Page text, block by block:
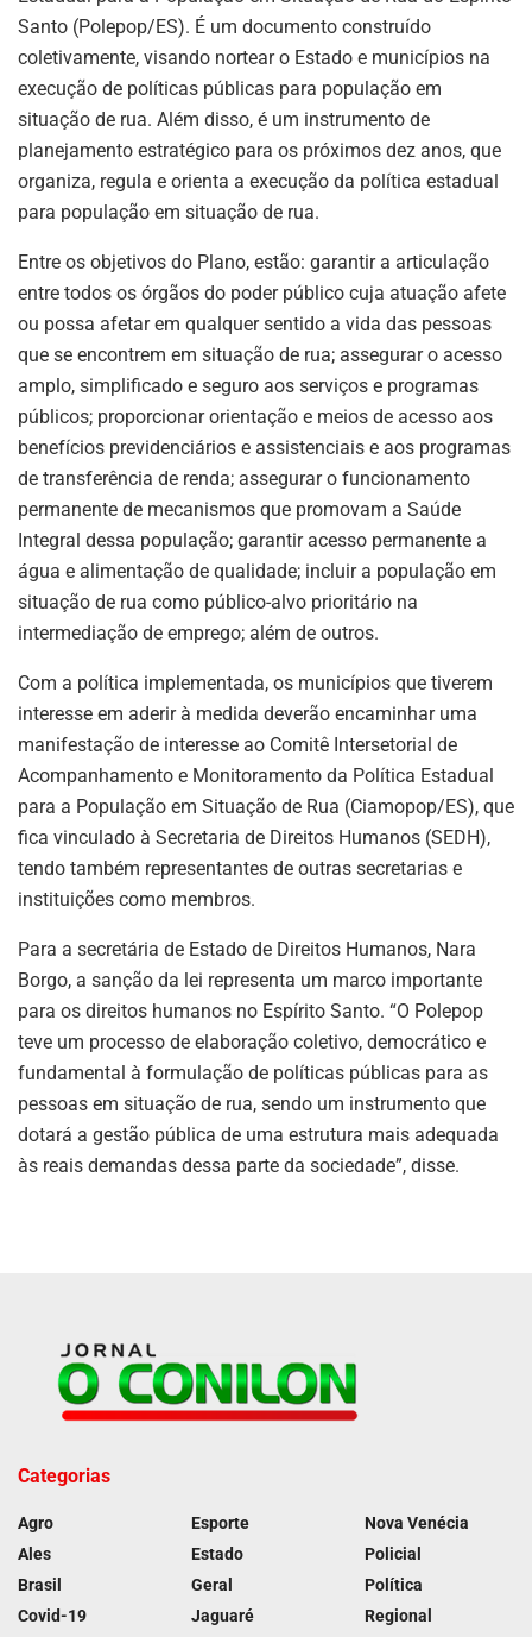
Santo (Polepop/ES). É um documento construído
coletivamente, visando nortear o Estado e municípios na
execução de políticas públicas para população em
situação de rua. Além disso, é um instrumento de
planejamento estratégico para os próximos dez anos, que
organiza, regula e orienta a execução da política estadual
para população em situação de rua.
Entre os objetivos do Plano, estão: garantir a articulação
entre todos os órgãos do poder público cuja atuação afete
ou possa afetar em qualquer sentido a vida das pessoas
que se encontrem em situação de rua; assegurar o acesso
amplo, simplificado e seguro aos serviços e programas
públicos; proporcionar orientação e meios de acesso aos
benefícios previdenciários e assistenciais e aos programas
de transferência de renda; assegurar o funcionamento
permanente de mecanismos que promovam a Saúde
Integral dessa população; garantir acesso permanente a
água e alimentação de qualidade; incluir a população em
situação de rua como público-alvo prioritário na
intermediação de emprego; além de outros.
Com a política implementada, os municípios que tiverem
interesse em aderir à medida deverão encaminhar uma
manifestação de interesse ao Comitê Intersetorial de
Acompanhamento e Monitoramento da Política Estadual
para a População em Situação de Rua (Ciamopop/ES), que
fica vinculado à Secretaria de Direitos Humanos (SEDH),
tendo também representantes de outras secretarias e
instituições como membros.
Para a secretária de Estado de Direitos Humanos, Nara
Borgo, a sanção da lei representa um marco importante
para os direitos humanos no Espírito Santo. “O Polepop
teve um processo de elaboração coletivo, democrático e
fundamental à formulação de políticas públicas para as
pessoas em situação de rua, sendo um instrumento que
dotará a gestão pública de uma estrutura mais adequada
às reais demandas dessa parte da sociedade”, disse.
Categorias
Agro
Ales
Brasil
Covid-19
Esporte
Estado
Geral
Jaguaré
Nova Venécia
Policial
Política
Regional